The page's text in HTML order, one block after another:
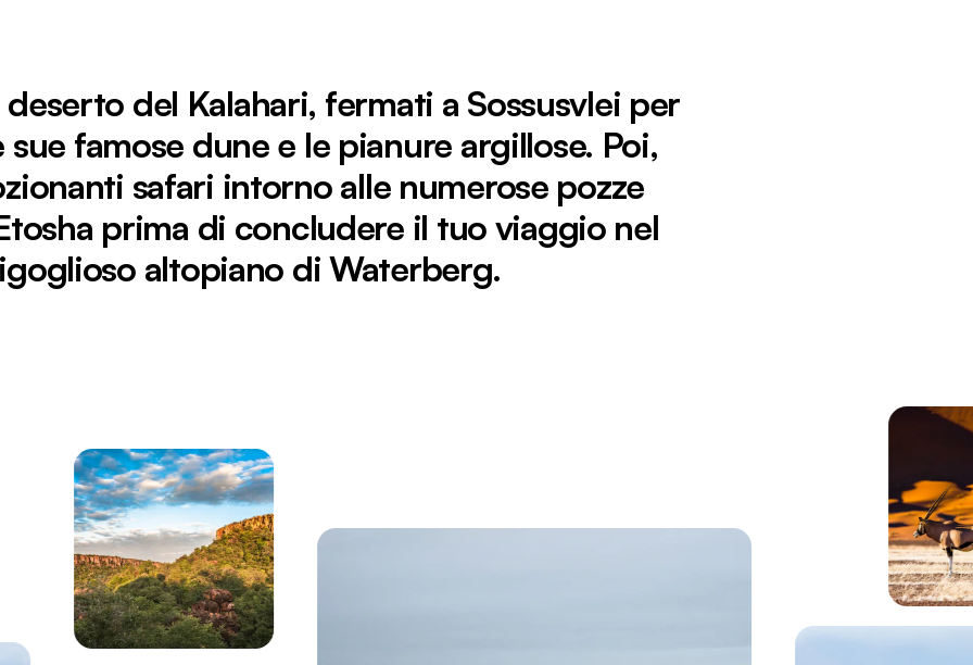
paesaggio roccioso del Damaraland in Namibia, con le montagne in lontananza.
del Kalahari, fermati a Sossusvlei per
sue famose dune e le pianure argillose. Poi,
safari intorno alle numerose pozze
prima di concludere il tuo viaggio nel
altopiano di Waterberg.